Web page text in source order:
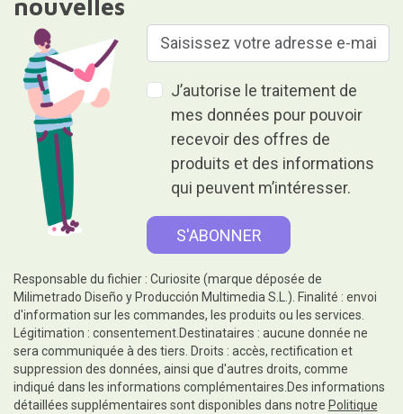
nouvelles
J’autorise le traitement de
mes données pour pouvoir
recevoir des offres de
produits et des informations
qui peuvent m’intéresser.
Responsable du fichier : Curiosite (marque déposée de
Milimetrado Diseño y Producción Multimedia S.L.). Finalité : envoi
d'information sur les commandes, les produits ou les services.
Légitimation : consentement.Destinataires : aucune donnée ne
sera communiquée à des tiers. Droits : accès, rectification et
suppression des données, ainsi que d'autres droits, comme
indiqué dans les informations complémentaires.Des informations
détaillées supplémentaires sont disponibles dans notre Politique